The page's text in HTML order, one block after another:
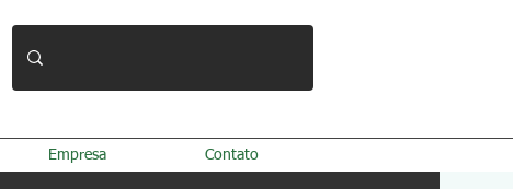
Empresa Contato